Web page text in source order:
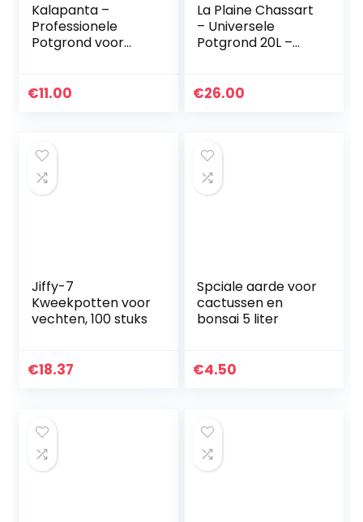
Kalapanta –
Professionele
Potgrond voor
Schors, 100%
€11.00
La Plaine Chassart
– Universele
Potgrond 20L –
Buitenplanten –
€26.00
Jiffy-7
Kweekpotten voor
vechten, 100 stuks
€18.37
Spciale aarde voor
cactussen en
bonsai 5 liter
€4.50